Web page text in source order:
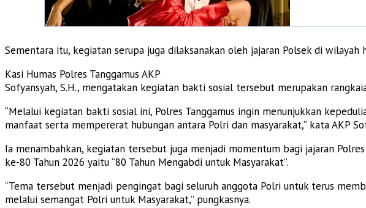
Sementara itu, kegiatan serupa juga dilaksanakan oleh jajaran Polsek di
Kasi Humas Polres Tanggamus AKP
Sofyansyah, S.H., mengatakan kegiatan bakti sosial tersebut merupakan
“Melalui kegiatan bakti sosial ini, Polres Tanggamus ingin menunjukkan
manfaat serta mempererat hubungan antara Polri dan masyarakat,” kata AKP
Ia menambahkan, kegiatan tersebut juga menjadi momentum bagi jajaran
ke-80 Tahun 2026 yaitu “80 Tahun Mengabdi untuk Masyarakat”.
“Tema tersebut menjadi pengingat bagi seluruh anggota Polri untuk terus
melalui semangat Polri untuk Masyarakat,” pungkasnya.